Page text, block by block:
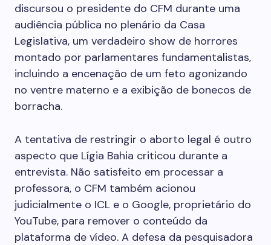
discursou o presidente do CFM durante uma
audiência pública no plenário da Casa
Legislativa, um verdadeiro show de horrores
montado por parlamentares fundamentalistas,
incluindo a encenação de um feto agonizando
no ventre materno e a exibição de bonecos de
borracha.
A tentativa de restringir o aborto legal é outro
aspecto que Lígia Bahia criticou durante a
entrevista. Não satisfeito em processar a
professora, o CFM também acionou
judicialmente o ICL e o Google, proprietário do
YouTube, para remover o conteúdo da
plataforma de vídeo. A defesa da pesquisadora